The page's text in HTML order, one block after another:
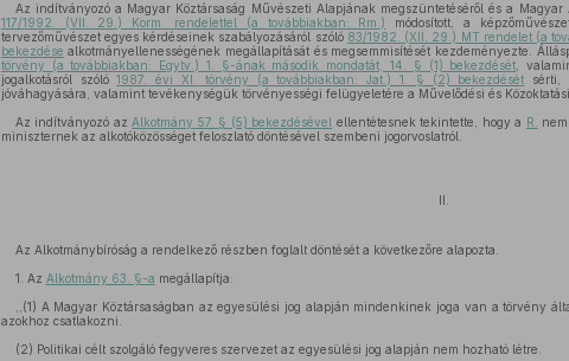
Az indítványozó a Magyar Köztársaság Művészeti Alapjának megszüntetéséről és a
117/1992. (VII. 29.) Korm. rendelettel (a továbbiakban: Rm.)
módosított, a
tervezőművészet egyes kérdéseinek szabályozásáról szóló 83/1982. (XII. 29.) MT rendelet (a
bekezdése alkotmányellenességének megállapítását és megsemmisítését kezdeményezte.
törvény (a továbbiakban: Egytv.) 1. §-ának második mondatát, 14. § (1) bekezdését ,
jogalkotásról szóló1987. évi XI. törvény (a továbbiakban: Jat.) 1. § (2) bekezdését sérti,
jóváhagyására, valamint tevékenységük törvényességi felügyeletére a Művelődési és
Az indítványozó az Alkotmány 57. § (5) bekezdésével ellentétesnek tekintette, hogy a R.
miniszternek az alkotóközösséget feloszlató döntésével szembeni jogorvoslatról.
II.
Az Alkotmánybíróság a rendelkező részben foglalt döntését a következőre alapozta.
1. Az Alkotmány 63. §-a megállapítja:
,,(1) A Magyar Köztársaságban az egyesülési jog alapján mindenkinek joga van a törvény
azokhoz csatlakozni.
(2) Politikai célt szolgáló fegyveres szervezet az egyesülési jog alapján nem hozható létre.